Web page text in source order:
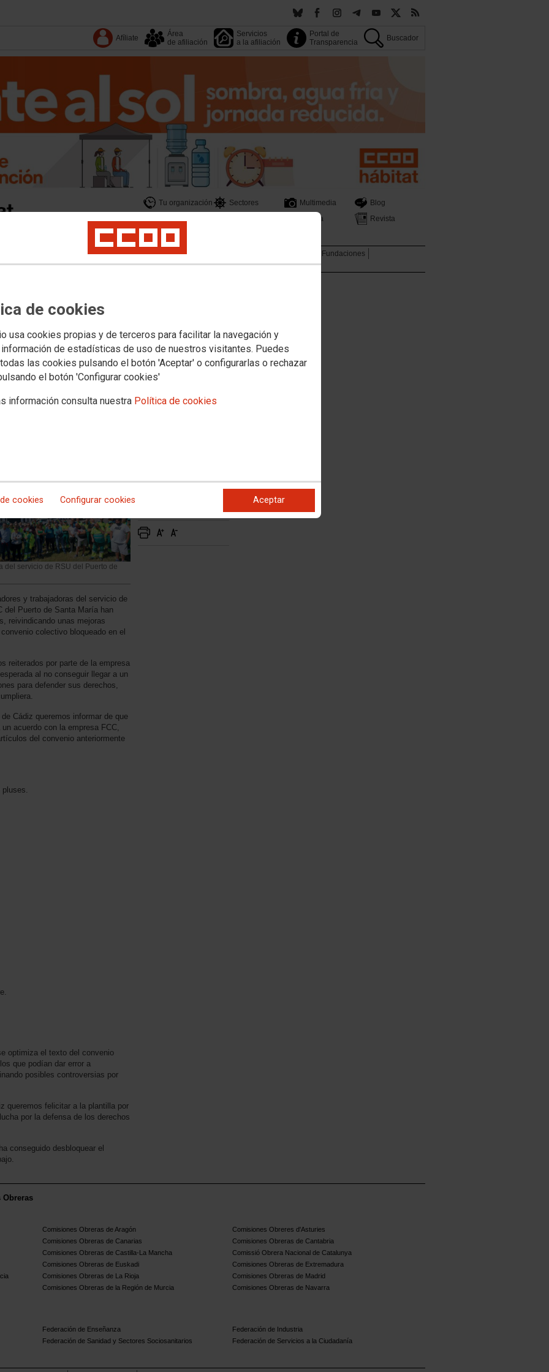
de cookies
usa cookies propias y de terceros para facilitar la navegación y
de estadísticas de uso de nuestros visitantes. Puedes
las cookies pulsando el botón 'Aceptar' o configurarlas o rechazar
el botón 'Configurar cookies'
información consulta nuestra Política de cookies
cookies Configurar cookies Aceptar
Afíliate
Área
de afiliación
Servicios
a la afiliación
Portal de
Transparencia
Buscador
Tu organización Sectores Multimedia
Blog
Prensa
Revista
4º Congreso
Sostenibilidad Políticas Públicas
Fundaciones
con FCC adjudicataria del
de Santa María
Urbanos (RSU) del Puerto de Santa María,
con la empresa para la negociación del convenio
del servicio de RSU del Puerto de
y trabajadoras del servicio de
del Puerto de Santa María han
reivindicando unas mejoras
colectivo bloqueado en el
reiterados por parte de la empresa
al no conseguir llegar a un
para defender sus derechos,
Cádiz queremos informar de que
acuerdo con la empresa FCC,
del convenio anteriormente
optimiza el texto del convenio
que podían dar error a
posibles controversias por
queremos felicitar a la plantilla por
por la defensa de los derechos
conseguido desbloquear el
Obreras
Comisiones Obreras de Aragón
Comisiones Obreres d'Asturies
Comisiones Obreras de Canarias
Comisiones Obreras de Cantabria
Comisiones Obreras de Castilla-La Mancha
Comissió Obrera Nacional de Catalunya
Comisiones Obreras de Euskadi
Comisiones Obreras de Extremadura
Comisiones Obreras de La Rioja
Comisiones Obreras de Madrid
Comisiones Obreras de la Región de Murcia
Comisiones Obreras de Navarra
Federación de Enseñanza
Federación de Industria
Federación de Sanidad y Sectores Sociosanitarios
Federación de Servicios a la Ciudadanía